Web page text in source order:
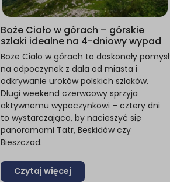
Boże Ciało w górach – górskie
szlaki idealne na 4-dniowy wypad
Boże Ciało w górach to doskonały pomysł
na odpoczynek z dala od miasta i
odkrywanie uroków polskich szlaków.
Długi weekend czerwcowy sprzyja
aktywnemu wypoczynkowi – cztery dni
to wystarczająco, by nacieszyć się
panoramami Tatr, Beskidów czy
Bieszczad.
Czytaj więcej